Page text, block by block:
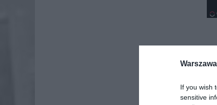
If you wish
sensitive